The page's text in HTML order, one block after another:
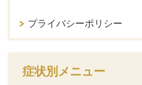
プライバシーポリシー
症状別メニュー